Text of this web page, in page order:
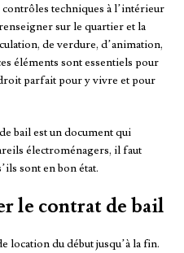
techniques à l’intérieur
sur le quartier et la
de verdure, d’animation,
éléments sont essentiels pour
parfait pour y vivre et pour
bail est un document qui
électroménagers, il faut
sont en bon état.
le contrat de bail
location du début jusqu’à la fin.